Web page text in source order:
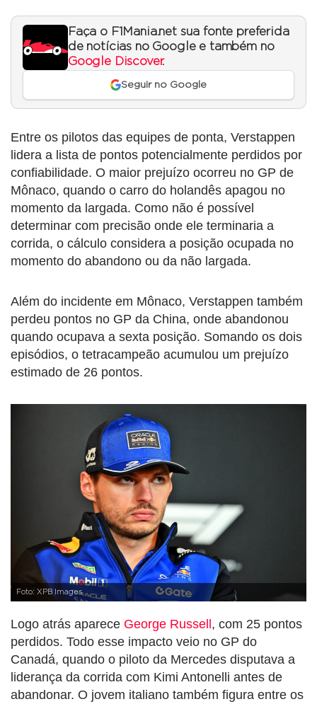
Faça o F1Mania.net sua fonte preferida
de notícias no Google e também no
Google Discover.
Seguir no Google
Entre os pilotos das equipes de ponta, Verstappen
lidera a lista de pontos potencialmente perdidos por
confiabilidade. O maior prejuízo ocorreu no GP de
Mônaco, quando o carro do holandês apagou no
momento da largada. Como não é possível
determinar com precisão onde ele terminaria a
corrida, o cálculo considera a posição ocupada no
momento do abandono ou da não largada.
Além do incidente em Mônaco, Verstappen também
perdeu pontos no GP da China, onde abandonou
quando ocupava a sexta posição. Somando os dois
episódios, o tetracampeão acumulou um prejuízo
estimado de 26 pontos.
Foto: XPB Images
Logo atrás aparece George Russell, com 25 pontos
perdidos. Todo esse impacto veio no GP do
Canadá, quando o piloto da Mercedes disputava a
liderança da corrida com Kimi Antonelli antes de
abandonar. O jovem italiano também figura entre os